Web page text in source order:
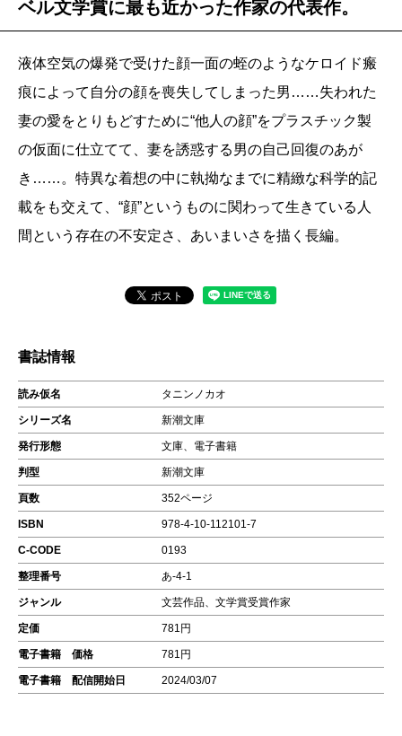
ベル文学賞に最も近かった作家の代表作。
液体空気の爆発で受けた顔一面の蛭のようなケロイド瘢
痕によって自分の顔を喪失してしまった男……失われた
妻の愛をとりもどすために“他人の顔”をプラスチック製
の仮面に仕立てて、妻を誘惑する男の自己回復のあが
き……。特異な着想の中に執拗なまでに精緻な科学的記
載をも交えて、“顔”というものに関わって生きている人
間という存在の不安定さ、あいまいさを描く長編。
書誌情報
読み仮名 タニンノカオ
シリーズ名 新潮文庫
発行形態 文庫、電子書籍
判型 新潮文庫
頁数 352ページ
ISBN 978-4-10-112101-7
C-CODE 0193
整理番号 あ-4-1
ジャンル 文芸作品、文学賞受賞作家
定価 781円
電子書籍 価格 781円
電子書籍 配信開始日 2024/03/07